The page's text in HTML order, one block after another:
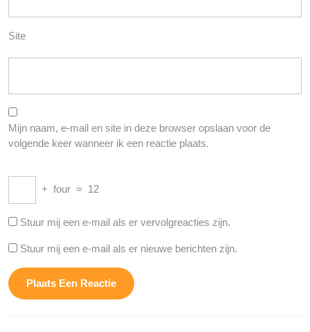
Site
Mijn naam, e-mail en site in deze browser opslaan voor de
volgende keer wanneer ik een reactie plaats.
+ four = 12
Stuur mij een e-mail als er vervolgreacties zijn.
Stuur mij een e-mail als er nieuwe berichten zijn.